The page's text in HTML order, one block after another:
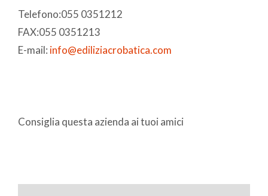
Telefono:055 0351212
FAX:055 0351213
E-mail: info@ediliziacrobatica.com
Consiglia questa azienda ai tuoi amici